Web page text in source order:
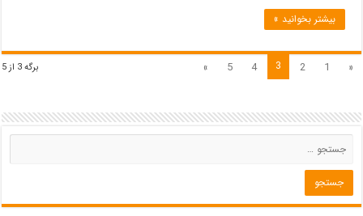
بیشتر بخوانید »
برگه 3 از 5 «
1
2
3
4
5
»